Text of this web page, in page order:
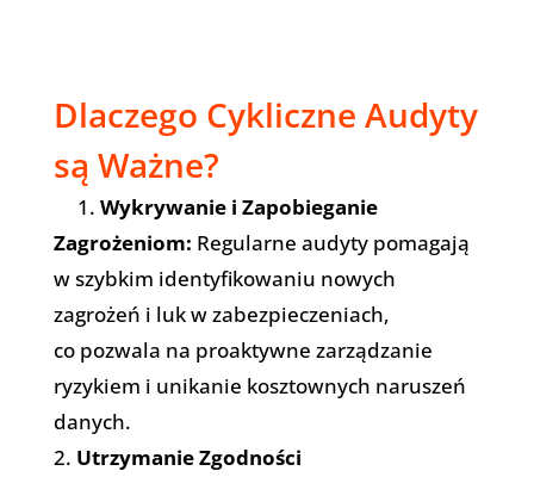
Dlaczego Cykliczne Audyty
są Ważne?
1. Wykrywanie i Zapobieganie
Zagrożeniom: Regularne audyty pomagają
w szybkim identyfikowaniu nowych
zagrożeń i luk w zabezpieczeniach,
co pozwala na proaktywne zarządzanie
ryzykiem i unikanie kosztownych naruszeń
danych.
2. Utrzymanie Zgodności